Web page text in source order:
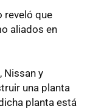
reveló que
aliados en
Nissan y
una planta
planta está